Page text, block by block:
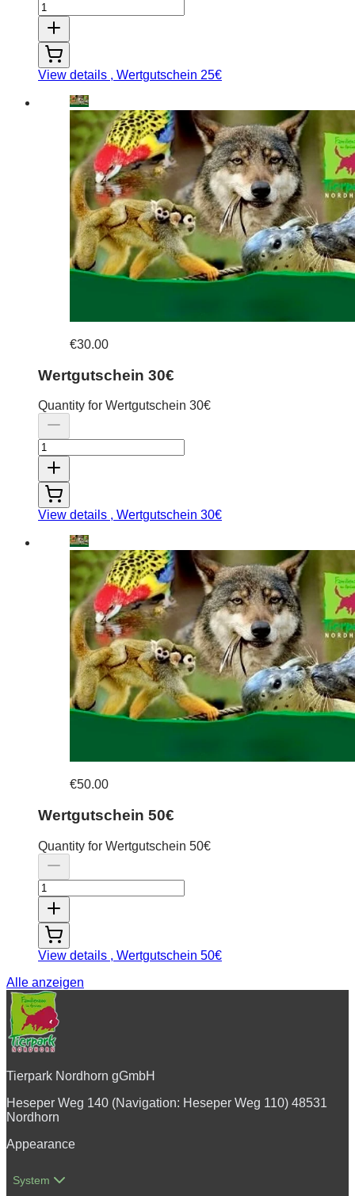
View details , Wertgutschein 25€
€30.00
Wertgutschein 30€
Quantity for Wertgutschein 30€
View details , Wertgutschein 30€
€50.00
Wertgutschein 50€
Quantity for Wertgutschein 50€
View details , Wertgutschein 50€
Alle anzeigen
Tierpark Nordhorn gGmbH
Heseper Weg 140 (Navigation: Heseper Weg 110) 48531
Nordhorn
Appearance
System